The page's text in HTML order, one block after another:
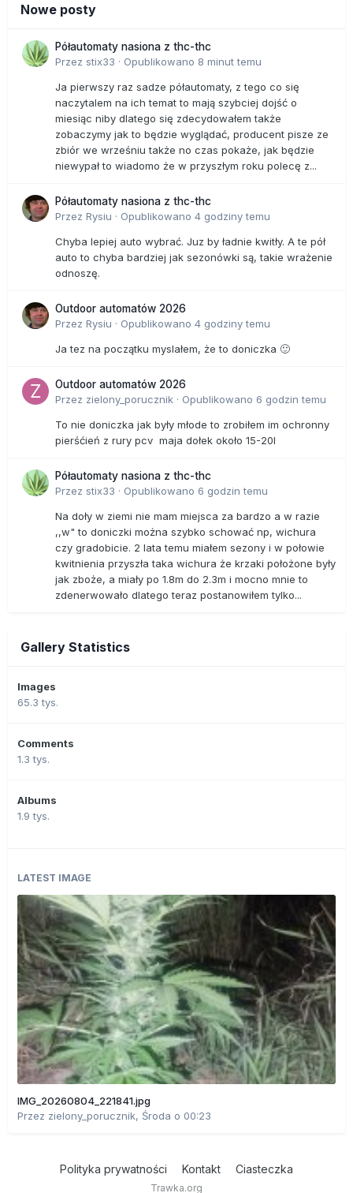
Nowe posty
Półautomaty nasiona z thc-thc
Przez stix33 · Opublikowano 8 minut temu
Ja pierwszy raz sadze półautomaty, z tego co się
naczytalem na ich temat to mają szybciej dojść o
miesiąc niby dlatego się zdecydowałem także
zobaczymy jak to będzie wyglądać, producent pisze ze
zbiór we wrześniu także no czas pokaże, jak będzie
niewypał to wiadomo że w przyszłym roku polecę z...
Półautomaty nasiona z thc-thc
Przez Rysiu · Opublikowano 4 godziny temu
Chyba lepiej auto wybrać. Juz by ładnie kwitły. A te pół
auto to chyba bardziej jak sezonówki są, takie wrażenie
odnoszę.
Outdoor automatów 2026
Przez Rysiu · Opublikowano 4 godziny temu
Ja tez na początku myslałem, że to doniczka 🙂
Outdoor automatów 2026
Przez zielony_porucznik · Opublikowano 6 godzin temu
To nie doniczka jak były młode to zrobiłem im ochronny
pierśćień z rury pcv maja dołek około 15-20l
Półautomaty nasiona z thc-thc
Przez stix33 · Opublikowano 6 godzin temu
Na doły w ziemi nie mam miejsca za bardzo a w razie
,,w" to doniczki można szybko schować np, wichura
czy gradobicie. 2 lata temu miałem sezony i w połowie
kwitnienia przyszła taka wichura że krzaki położone były
jak zboże, a miały po 1.8m do 2.3m i mocno mnie to
zdenerwowało dlatego teraz postanowiłem tylko...
Gallery Statistics
Images
65.3 tys.
Comments
1.3 tys.
Albums
1.9 tys.
LATEST IMAGE
IMG_20260804_221841.jpg
Przez zielony_porucznik, Środa o 00:23
Polityka prywatności Kontakt Ciasteczka
Trawka.org